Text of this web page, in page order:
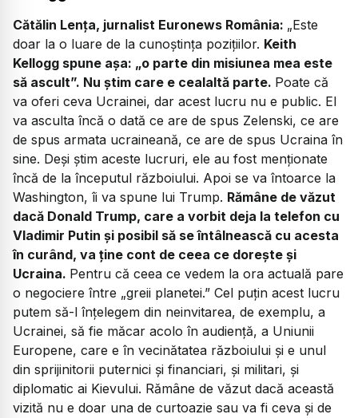
Cătălin Lența, jurnalist Euronews România: „Este
doar la o luare de la cunoștința pozițiilor. Keith
Kellogg spune așa: „o parte din misiunea mea este
să ascult”. Nu știm care e cealaltă parte. Poate că
va oferi ceva Ucrainei, dar acest lucru nu e public. El
va asculta încă o dată ce are de spus Zelenski, ce are
de spus armata ucraineană, ce are de spus Ucraina în
sine. Deși știm aceste lucruri, ele au fost menționate
încă de la începutul războiului. Apoi se va întoarce la
Washington, îi va spune lui Trump. Rămâne de văzut
dacă Donald Trump, care a vorbit deja la telefon cu
Vladimir Putin și posibil să se întâlnească cu acesta
în curând, va ține cont de ceea ce dorește și
Ucraina. Pentru că ceea ce vedem la ora actuală pare
o negociere între „greii planetei.” Cel puțin acest lucru
putem să-l înțelegem din neinvitarea, de exemplu, a
Ucrainei, să fie măcar acolo în audiență, a Uniunii
Europene, care e în vecinătatea războiului și e unul
din sprijinitorii puternici și financiari, și militari, și
diplomatic ai Kievului. Rămâne de văzut dacă această
vizită nu e doar una de curtoazie sau va fi ceva și de